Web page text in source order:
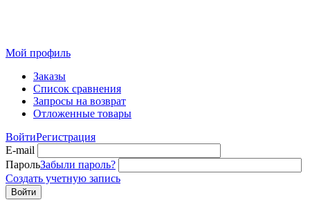
Мой профиль
Заказы
Список сравнения
Запросы на возврат
Отложенные товары
ВойтиРегистрация
E-mail
ПарольЗабыли пароль?
Создать учетную запись
Войти